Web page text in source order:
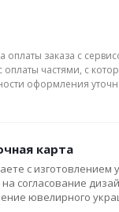
оплаты заказа с
оплаты частями, с
оформления
карта
с
согласование
ювелирного